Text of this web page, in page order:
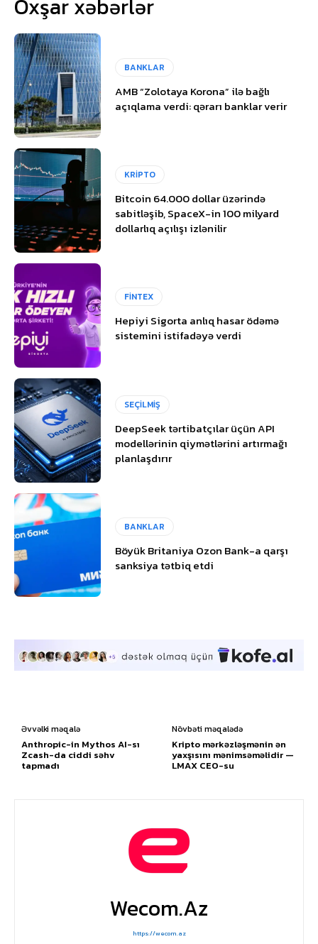
Oxşar xəbərlər
BANKLAR
AMB “Zolotaya Korona” ilə bağlı
açıqlama verdi: qərarı banklar verir
KRİPTO
Bitcoin 64.000 dollar üzərində
sabitləşib, SpaceX-in 100 milyard
dollarlıq açılışı izlənilir
FİNTEX
Hepiyi Sigorta anlıq hasar ödəmə
sistemini istifadəyə verdi
SEÇİLMİŞ
DeepSeek tərtibatçılar üçün API
modellərinin qiymətlərini artırmağı
planlaşdırır
BANKLAR
Böyük Britaniya Ozon Bank-a qarşı
sanksiya tətbiq etdi
Əvvəlki məqalə
Anthropic-in Mythos AI-sı
Zcash-da ciddi səhv
tapmadı
Növbəti məqalədə
Kripto mərkəzləşmənin ən
yaxşısını mənimsəməlidir —
LMAX CEO-su
Wecom.az
https://wecom.az